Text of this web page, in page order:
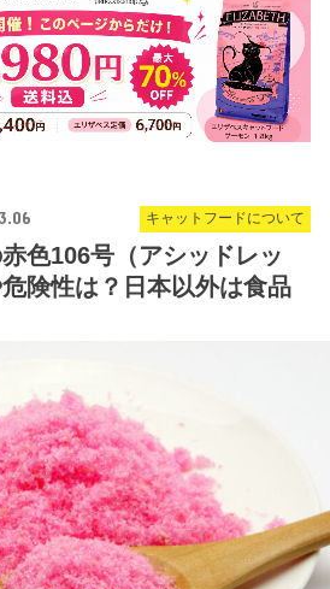
キャットフードについて
色106号（アシッドレッ
険性は？日本以外は食品